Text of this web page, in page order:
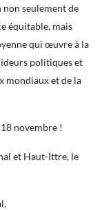
non seulement de
équitable, mais
qui œuvre à la
politiques et
mondiaux et de la
novembre !
et Haut-Ittre, le